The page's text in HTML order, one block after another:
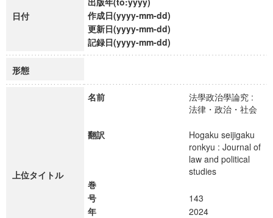
日付
作成日(yyyy-mm-dd)
更新日(yyyy-mm-dd)
記録日(yyyy-mm-dd)
形態
上位タイトル
名前
法學政治學論究 :
法律・政治・社会
翻訳
Hogaku seijigaku
ronkyu : Journal of
law and political
studies
巻
号
143
年
2024